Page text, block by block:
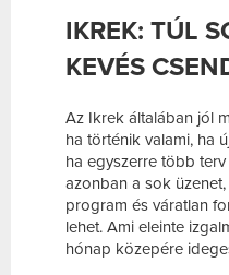
IKREK: TÚL
KEVÉS
Az Ikrek általában jól
ha történik valami, ha
ha egyszerre több
azonban a sok
program és váratlan
lehet. Ami eleinte
hónap közepére